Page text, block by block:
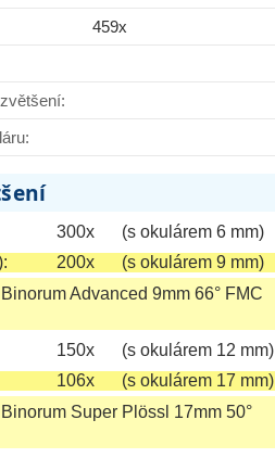
459x
300x (s okulárem 6 mm)
200x (s okulárem 9 mm)
Advanced 9mm 66° FMC
150x (s okulárem 12 mm)
106x (s okulárem 17 mm)
Super Plössl 17mm 50°